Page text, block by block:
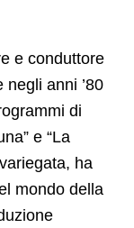
e conduttore
anni ’80
di
e “La
ha
mondo della